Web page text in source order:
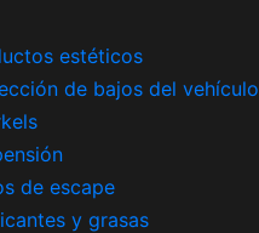
estéticos
de bajos del vehículo
de escape
y grasas